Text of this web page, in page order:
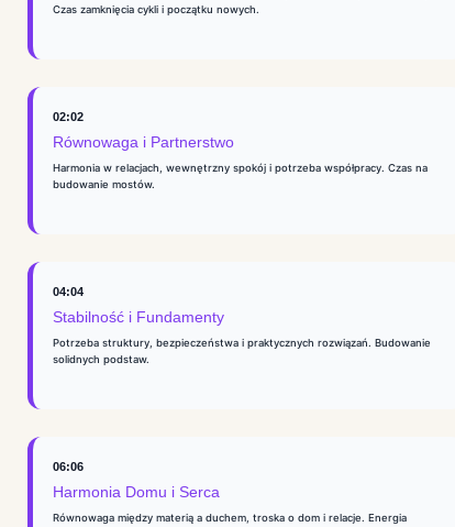
Czas zamknięcia cykli i początku nowych.
02:02
Równowaga i Partnerstwo
Harmonia w relacjach, wewnętrzny spokój i potrzeba współpracy. Czas na
budowanie mostów.
04:04
Stabilność i Fundamenty
Potrzeba struktury, bezpieczeństwa i praktycznych rozwiązań. Budowanie
solidnych podstaw.
06:06
Harmonia Domu i Serca
Równowaga między materią a duchem, troska o dom i relacje. Energia